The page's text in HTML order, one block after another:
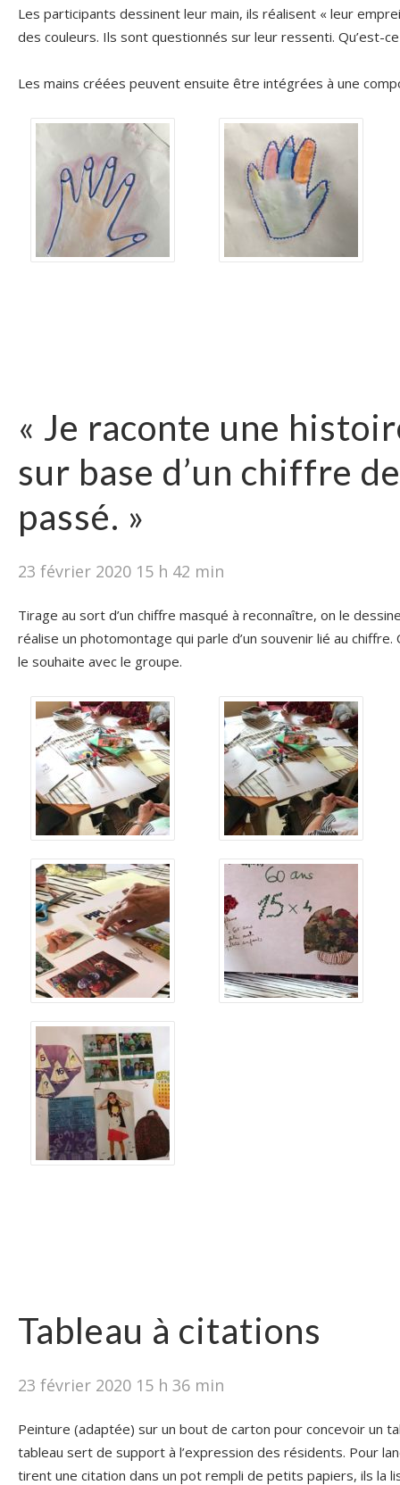
Les participants dessinent leur main, ils réalisent « leur
des couleurs. Ils sont questionnés sur leur ressenti. Qu’est-
Les mains créées peuvent ensuite être intégrées à une
« Je raconte une
sur base d’un chiffre
passé. »
23 février 2020 15 h 42 min
Tirage au sort d’un chiffre masqué à reconnaître, on le
réalise un photomontage qui parle d’un souvenir lié au
le souhaite avec le groupe.
Tableau à citations
23 février 2020 15 h 36 min
Peinture (adaptée) sur un bout de carton pour concevoir un
tableau sert de support à l’expression des résidents. Pour
tirent une citation dans un pot rempli de petits papiers, ils la